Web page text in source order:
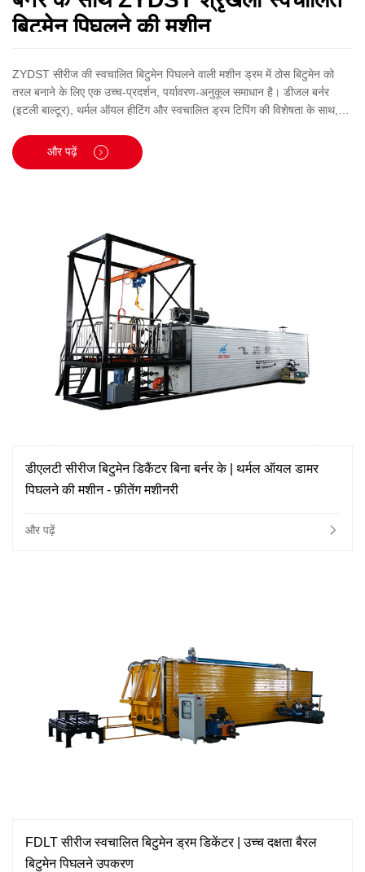
बिटुमेन पिघलने की मशीन
​ZYDST सीरीज की स्वचालित बिटुमेन पिघलने वाली मशीन​ ड्रम में ठोस बिटुमेन को
तरल बनाने के लिए एक उच्च-प्रदर्शन, पर्यावरण-अनुकूल समाधान है। ​डीजल बर्नर
(इटली बाल्टूर), ​थर्मल ऑयल हीटिंग और ​स्वचालित ड्रम टिपिंग की विशेषता के साथ,
है।
और पढ़ें
डीएलटी सीरीज बिटुमेन डिकैंटर बिना बर्नर के | थर्मल ऑयल डामर
पिघलने की मशीन - फ़ीतेंग मशीनरी
और पढ़ें
FDLT सीरीज स्वचालित बिटुमेन ड्रम डिकेंटर | उच्च दक्षता बैरल
बिटुमेन पिघलने उपकरण